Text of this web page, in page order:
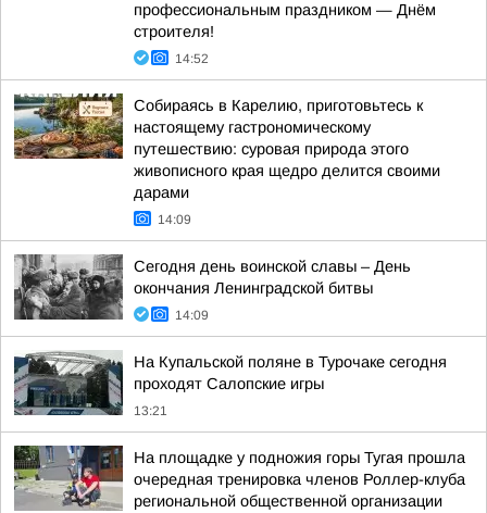
профессиональным праздником — Днём
строителя!
14:52
Собираясь в Карелию, приготовьтесь к
настоящему гастрономическому
путешествию: суровая природа этого
живописного края щедро делится своими
дарами
14:09
Сегодня день воинской славы – День
окончания Ленинградской битвы
14:09
На Купальской поляне в Турочаке сегодня
проходят Салопские игры
13:21
На площадке у подножия горы Тугая прошла
очередная тренировка членов Роллер-клуба
региональной общественной организации